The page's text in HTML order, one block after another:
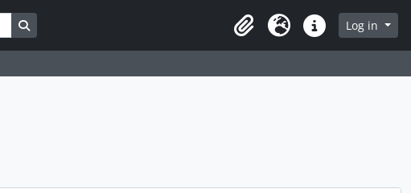
Search in browse page
ClipboardLanguageQuick linksLog in